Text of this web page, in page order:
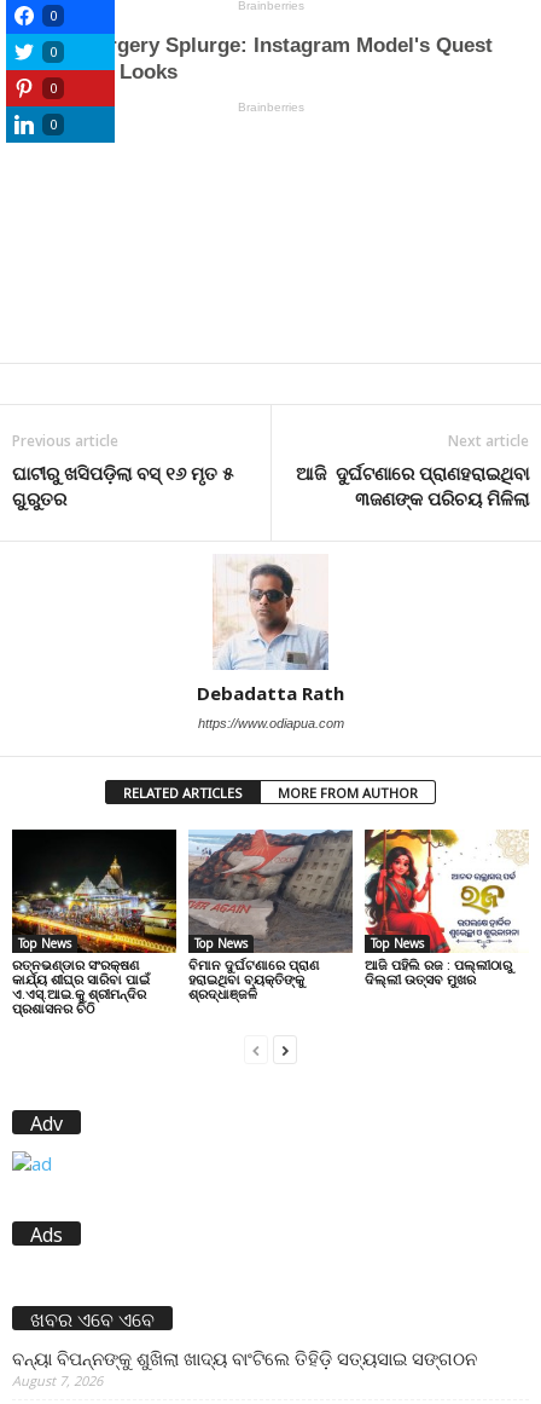
Previous article
ଘାଟୀରୁ ଖସିପଡ଼ିଲା ବସ୍ ୧୬ ମୃତ ୫
ଗୁରୁତର
Next article
ଆଜି ଦୁର୍ଘଟଣାରେ ପ୍ରାଣହରାଇଥିବା
୩ଜଣଙ୍କ ପରିଚୟ ମିଳିଲା
Debadatta Rath
https://www.odiapua.com
RELATED ARTICLES MORE FROM AUTHOR
Top News
ରତ୍ନଭଣ୍ଡାର ସଂରକ୍ଷଣ
କାର୍ଯ୍ୟ ଶୀଘ୍ର ସାରିବା ପାଇଁ
ଏ.ଏସ୍.ଆଇ.କୁ ଶ୍ରୀମନ୍ଦିର
ପ୍ରଶାସନର ଚିଠି
Top News
ବିମାନ ଦୁର୍ଘଟଣାରେ ପ୍ରାଣ
ହରାଇଥିବା ବ୍ୟକ୍ତିଙ୍କୁ
ଶ୍ରଦ୍ଧାଞ୍ଜଳି
Top News
ଆଜି ପହିଲି ରଜ : ପଲ୍ଲୀଠାରୁ
ଦିଲ୍ଲୀ ଉତ୍ସବ ମୁଖର
Adv
Ads
ଖବର ଏବେ ଏବେ
ବନ୍ୟା ବିପନ୍ନଙ୍କୁ ଶୁଖିଲା ଖାଦ୍ୟ ବାଂଟିଲେ ତିହିଡି଼ ସତ୍ୟସାଇ ସଙ୍ଗଠନ
August 7, 2026
0
0
0
0